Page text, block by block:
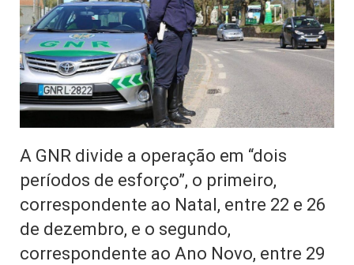
A GNR divide a operação em “dois
períodos de esforço”, o primeiro,
correspondente ao Natal, entre 22 e 26
de dezembro, e o segundo,
correspondente ao Ano Novo, entre 29